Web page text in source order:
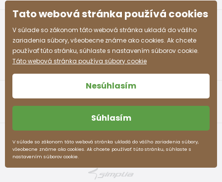
pidilidi.sk © 2026. WebdesignLitvanyi.sk.
Tato webová stránka používá cookies
V súlade so zákonom táto webová stránka ukladá do vášho
zariadenia súbory, všeobecne známe ako cookies. Ak chcete
používať túto stránku, súhlaste s nastavením súborov cookie.
Táto webová stránka používa súbory cookie
Nesúhlasím
Súhlasím
V súlade so zákonom táto webová stránka ukladá do vášho zariadenia súbory,
všeobecne známe ako cookies. Ak chcete používať túto stránku, súhlaste s
nastavením súborov cookie.